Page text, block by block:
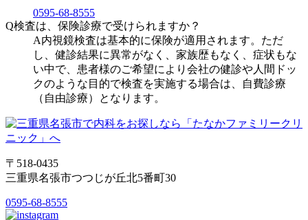
0595-68-8555
Q検査は、保険診療で受けられますか？
A内視鏡検査は基本的に保険が適用されます。ただ
し、健診結果に異常がなく、家族歴もなく、症状もな
い中で、患者様のご希望により会社の健診や人間ドッ
クのような目的で検査を実施する場合は、自費診療
（自由診療）となります。
〒518-0435
三重県名張市つつじが丘北5番町30
0595-68-8555